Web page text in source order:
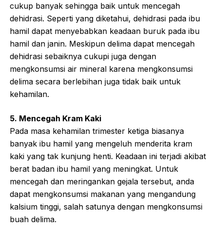
cukup banyak sehingga baik untuk mencegah
dehidrasi. Seperti yang diketahui, dehidrasi pada ibu
hamil dapat menyebabkan keadaan buruk pada ibu
hamil dan janin. Meskipun delima dapat mencegah
dehidrasi sebaiknya cukupi juga dengan
mengkonsumsi air mineral karena mengkonsumsi
delima secara berlebihan juga tidak baik untuk
kehamilan.
5. Mencegah Kram Kaki
Pada masa kehamilan trimester ketiga biasanya
banyak ibu hamil yang mengeluh menderita kram
kaki yang tak kunjung henti. Keadaan ini terjadi akibat
berat badan ibu hamil yang meningkat. Untuk
mencegah dan meringankan gejala tersebut, anda
dapat mengkonsumsi makanan yang mengandung
kalsium tinggi, salah satunya dengan mengkonsumsi
buah delima.